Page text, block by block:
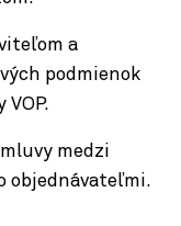
a
podmienok
medzi
objednávateľmi.